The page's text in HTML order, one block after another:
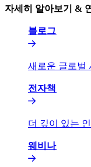
자세히 알아보기 &
블로그​​
새로운 글로벌
전자책​​
더 깊이 있는
웨비나​​